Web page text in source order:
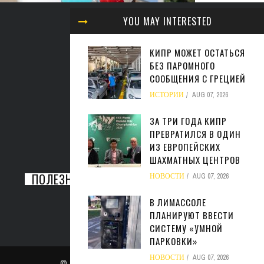
YOU MAY INTERESTED
КИПР МОЖЕТ ОСТАТЬСЯ
БЕЗ ПАРОМНОГО
СООБЩЕНИЯ С ГРЕЦИЕЙ
ИСТОРИИ AUG 07, 2026
ЗА ТРИ ГОДА КИПР
ПРЕВРАТИЛСЯ В ОДИН
ИЗ ЕВРОПЕЙСКИХ
ШАХМАТНЫХ ЦЕНТРОВ
НОВОСТИ AUG 07, 2026
В ЛИМАССОЛЕ
ПЛАНИРУЮТ ВВЕСТИ
СИСТЕМУ «УМНОЙ
ПАРКОВКИ»
НОВОСТИ AUG 07, 2026
ЖАРА МОЖЕТ ОБОЙТИСЬ
СФЕРЕ БИЗНЕСА КИПРА В
МИЛЛИАРДЫ ЕВРО
AUG 05, 2026
ПОЛЕЗНАЯ ИНФОРМАЦИЯ